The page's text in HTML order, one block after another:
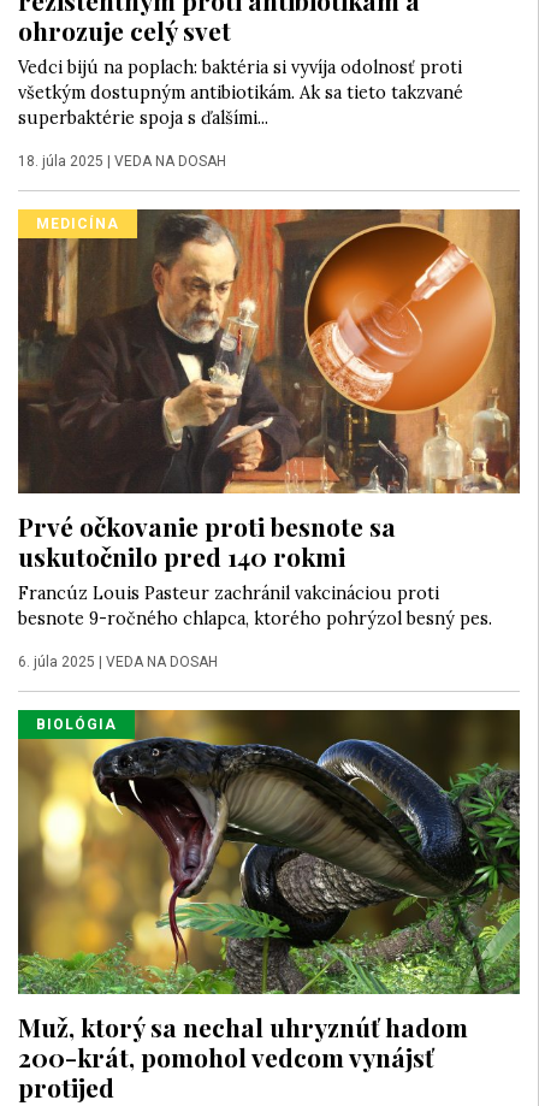
ohrozuje celý svet
Vedci bijú na poplach: baktéria si vyvíja odolnosť proti
všetkým dostupným antibiotikám. Ak sa tieto takzvané
superbaktérie spoja s ďalšími...
18. júla 2025 | VEDA NA DOSAH
MEDICÍNA
Prvé očkovanie proti besnote sa
uskutočnilo pred 140 rokmi
Francúz Louis Pasteur zachránil vakcináciou proti
besnote 9-ročného chlapca, ktorého pohrýzol besný pes.
6. júla 2025 | VEDA NA DOSAH
BIOLÓGIA
Muž, ktorý sa nechal uhryznúť hadom
200-krát, pomohol vedcom vynájsť
protijed